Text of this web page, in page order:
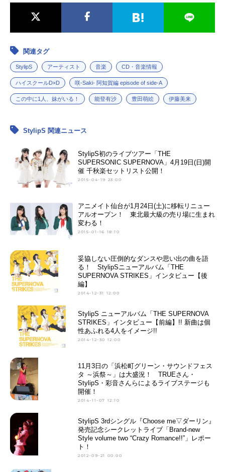
関連タグ
StylipS アーティスト 音楽 CD・音楽情報
ハイスクールD×D 咲-Saki- 阿知賀編 episode of side-A
この中に1人、妹がいる！ 能登有沙 豊田萌絵 伊藤美来
StylipS 関連ニュース
StylipS初のライブツアー「THE
SUPERSONIC SUPERNOVA」4月19日(日)開
催 千秋楽セットリスト公開！
2015-04-19 23:00
アニメイト仙台が1月24日(土)に移転リニュー
アルオープン！ 東北最大級の売り場に生まれ
変わる！
2015-01-16 18:10
妥協しない圧倒的なダンスや思い出の曲を語
る！ StylipSニューアルバム「THE
SUPERNOVA STRIKES」インタビュー【後
編】
2014-12-31 12:00
StylipS ニューアルバム「THE SUPERNOVA
STRIKES」インタビュー【前編】!! 新曲は個
性あふれる4人をイメージ!!
2014-12-30 12:00
11月3日の「浜松町グリーン・サウンドフェス
タ ～浜祭～」は大盛況！ TRUEさん・
StylipS・彩音さんらによるライブステージも
開催！
2014-11-07 12:10
StylipS 3rdシングル『Choose me▽ダーリン』
発売記念シークレットライブ「Brand-new
Style volume two “Crazy Romance!!”」レポー
ト！
2012-09-21 00:00